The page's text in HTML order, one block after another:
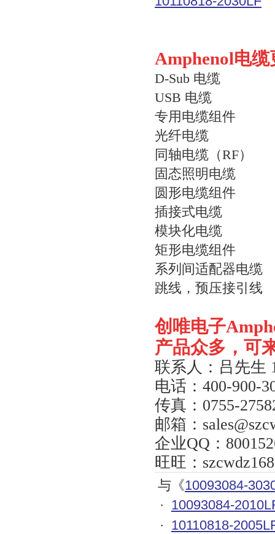
Amphenol电
D-Sub 电缆
USB 电缆
专用电缆组件
光纤电缆
同轴电缆（RF）
固态照明电缆
圆形电缆组件
插接式电缆
模块化电缆
矩形电缆组件
系列间适配器电缆
跳线，预压接引线
创唯电子
产品众多，可
联系人：吕先生
电话： 400-900-
传真： 0755-
邮箱：
企业QQ ：
旺旺：
与《10093084-
· 10093084-
· 10110818-